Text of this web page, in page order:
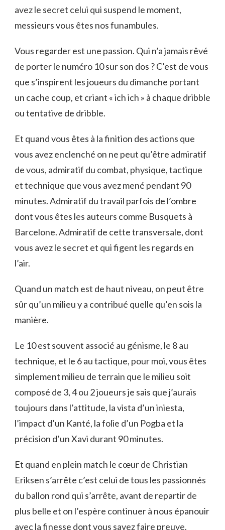
avez le secret celui qui suspend le moment,
messieurs vous êtes nos funambules.
Vous regarder est une passion. Qui n’a jamais rêvé
de porter le numéro 10 sur son dos ? C’est de vous
que s’inspirent les joueurs du dimanche portant
un cache coup, et criant « ich ich » à chaque dribble
ou tentative de dribble.
Et quand vous êtes à la finition des actions que
vous avez enclenché on ne peut qu’être admiratif
de vous, admiratif du combat, physique, tactique
et technique que vous avez mené pendant 90
minutes. Admiratif du travail parfois de l’ombre
dont vous êtes les auteurs comme Busquets à
Barcelone. Admiratif de cette transversale, dont
vous avez le secret et qui figent les regards en
l’air.
Quand un match est de haut niveau, on peut être
sûr qu’un milieu y a contribué quelle qu’en sois la
manière.
Le 10 est souvent associé au génisme, le 8 au
technique, et le 6 au tactique, pour moi, vous êtes
simplement milieu de terrain que le milieu soit
composé de 3, 4 ou 2 joueurs je sais que j’aurais
toujours dans l’attitude, la vista d’un iniesta,
l’impact d’un Kanté, la folie d’un Pogba et la
précision d’un Xavi durant 90 minutes.
Et quand en plein match le cœur de Christian
Eriksen s’arrête c’est celui de tous les passionnés
du ballon rond qui s’arrête, avant de repartir de
plus belle et on l’espère continuer à nous épanouir
avec la finesse dont vous savez faire preuve.